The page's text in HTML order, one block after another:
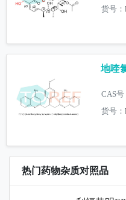
货号：
地喹
CAS号
货号：
热门药物杂质对照品